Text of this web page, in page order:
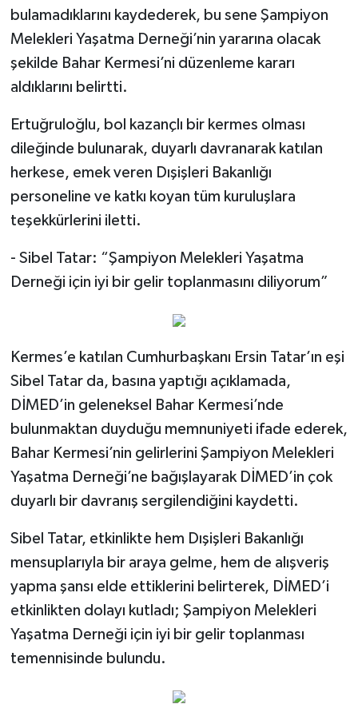
bulamadıklarını kaydederek, bu sene Şampiyon
Melekleri Yaşatma Derneği’nin yararına olacak
şekilde Bahar Kermesi’ni düzenleme kararı
aldıklarını belirtti.
Ertuğruloğlu, bol kazançlı bir kermes olması
dileğinde bulunarak, duyarlı davranarak katılan
herkese, emek veren Dışişleri Bakanlığı
personeline ve katkı koyan tüm kuruluşlara
teşekkürlerini iletti.
- Sibel Tatar: “Şampiyon Melekleri Yaşatma
Derneği için iyi bir gelir toplanmasını diliyorum”
Kermes’e katılan Cumhurbaşkanı Ersin Tatar’ın eşi
Sibel Tatar da, basına yaptığı açıklamada,
DİMED’in geleneksel Bahar Kermesi’nde
bulunmaktan duyduğu memnuniyeti ifade ederek,
Bahar Kermesi’nin gelirlerini Şampiyon Melekleri
Yaşatma Derneği’ne bağışlayarak DİMED’in çok
duyarlı bir davranış sergilendiğini kaydetti.
Sibel Tatar, etkinlikte hem Dışişleri Bakanlığı
mensuplarıyla bir araya gelme, hem de alışveriş
yapma şansı elde ettiklerini belirterek, DİMED’i
etkinlikten dolayı kutladı; Şampiyon Melekleri
Yaşatma Derneği için iyi bir gelir toplanması
temennisinde bulundu.